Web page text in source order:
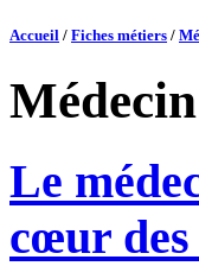
Accueil / Fiches métiers /
Le
cœur